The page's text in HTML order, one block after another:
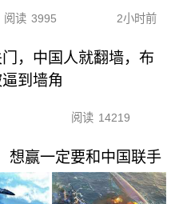
阅读 3995 2小时前
，中国人就翻墙，布
到墙角
阅读 14219
想赢一定要和中国联手